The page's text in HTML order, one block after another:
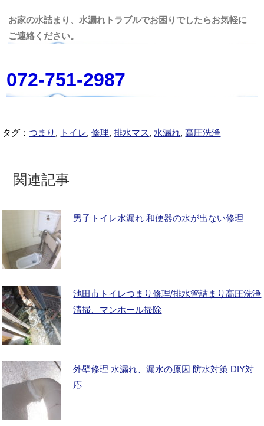
お家の水詰まり、水漏れトラブルでお困りでしたらお気軽に
ご連絡ください。
072-751-2987
タグ：つまり , トイレ,修理,排水マス, 水漏れ,高圧洗浄
関連記事
男子トイレ水漏れ 和便器の水が出ない修理
池田市トイレつまり修理/排水管詰まり高圧洗浄
清掃、マンホール掃除
外壁修理 水漏れ、漏水の原因 防水対策 DIY対
応